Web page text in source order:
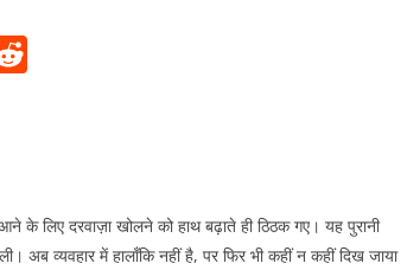
t
के लिए दरवाज़ा खोलने को हाथ बढ़ाते ही ठिठक गए। यह पुरानी
व्यवहार में हालाँकि नहीं है, पर फिर भी कहीं न कहीं दिख जाया